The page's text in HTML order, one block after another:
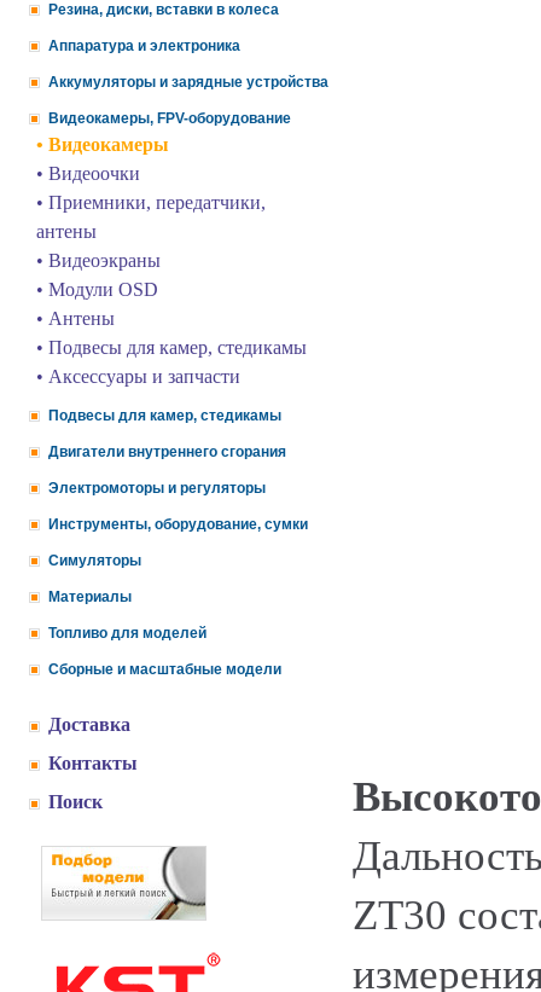
Резина, диски, вставки в колеса
Аппаратура и электроника
Аккумуляторы и зарядные устройства
Видеокамеры, FPV-оборудование
• Видеокамеры
• Видеоочки
• Приемники, передатчики,
антены
• Видеоэкраны
• Модули OSD
• Антены
• Подвесы для камер, стедикамы
• Аксессуары и запчасти
Подвесы для камер, стедикамы
Двигатели внутреннего сгорания
Электромоторы и регуляторы
Инструменты, оборудование, сумки
Симуляторы
Материалы
Топливо для моделей
Сборные и масштабные модели
Доставка
Контакты
Поиск
ZT30